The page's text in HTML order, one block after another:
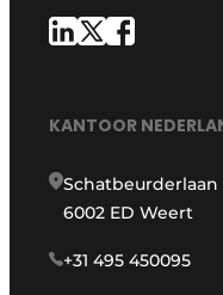
KANTOOR
Schatbeurderlaan
6002 ED Weert
+31 495 450095